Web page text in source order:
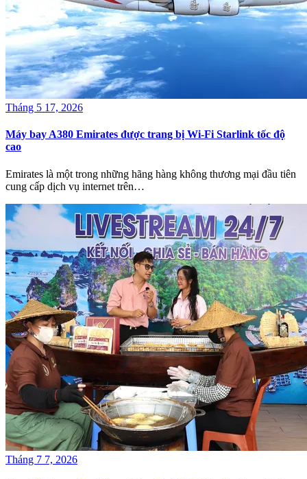
Tháng 5 17, 2026
Máy bay A380 Emirates được trang bị Wi-Fi Starlink tốc độ
cao
Emirates là một trong những hãng hàng không thương mại đầu tiên
cung cấp dịch vụ internet trên…
Tháng 7 7, 2026